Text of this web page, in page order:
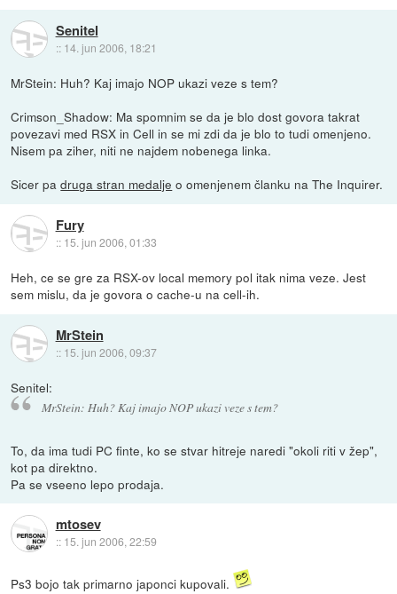
Senitel
:: 14. jun 2006, 18:21
MrStein: Huh? Kaj imajo NOP ukazi veze s tem?
Crimson_Shadow: Ma spomnim se da je blo dost govora takrat
povezavi med RSX in Cell in se mi zdi da je blo to tudi omenjeno.
Nisem pa ziher, niti ne najdem nobenega linka.
Sicer padruga stran medalje o omenjenem članku na The Inquirer.
Fury
:: 15. jun 2006, 01:33
Heh, ce se gre za RSX-ov local memory pol itak nima veze. Jest
sem mislu, da je govora o cache-u na cell-ih.
MrStein
:: 15. jun 2006, 09:37
Senitel:
MrStein: Huh? Kaj imajo NOP ukazi veze s tem?
To, da ima tudi PC finte, ko se stvar hitreje naredi "okoli riti v žep",
kot pa direktno.
Pa se vseeno lepo prodaja.
mtosev
:: 15. jun 2006, 22:59
Ps3 bojo tak primarno japonci kupovali.